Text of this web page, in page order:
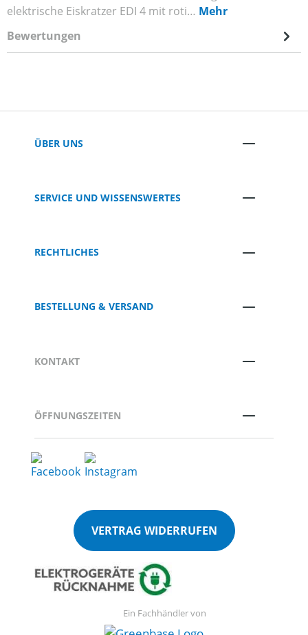
elektrische Eiskratzer EDI 4 mit roti… Mehr
Bewertungen
ÜBER UNS
SERVICE UND WISSENSWERTES
RECHTLICHES
BESTELLUNG & VERSAND
KONTAKT
ÖFFNUNGSZEITEN
VERTRAG WIDERRUFEN
Ein Fachhändler von